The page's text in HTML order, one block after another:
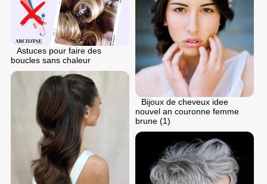
Astuces pour faire des
boucles sans chaleur
Bijoux de cheveux idee
nouvel an couronne femme
brune (1)